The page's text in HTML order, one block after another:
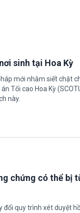
sinh tại Hoa Kỳ
mới nhằm siết chặt
Tối cao Hoa Kỳ
này.
chứng có thể bị
đổi quy trình xét duyệt